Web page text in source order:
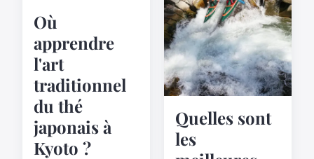
Où
apprendre
l'art
traditionnel
du thé
japonais à
Kyoto ?
Quelles sont
les